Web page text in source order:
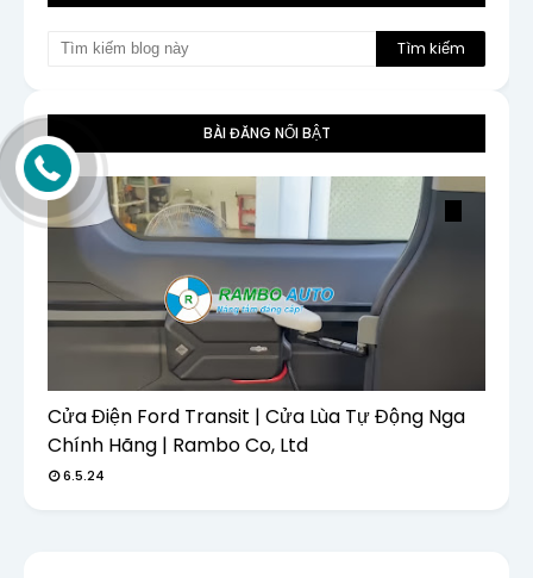
BÀI ĐĂNG NỔI BẬT
Cửa Điện Ford Transit | Cửa Lùa Tự Động Nga
Chính Hãng | Rambo Co, Ltd
6.5.24